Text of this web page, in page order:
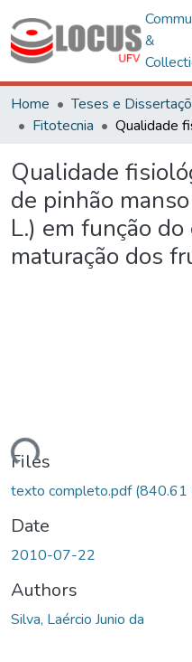
&
Home Teses e
Fitotecnia
Qualidade
de pinhão
L.) em função
maturação dos
Files
texto completo.pdf(840.61
Date
2010-07-22
Authors
Silva, Laércio Junio da